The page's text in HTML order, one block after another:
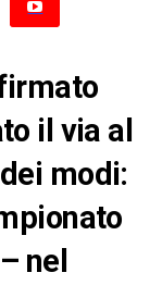
il via al
modi:
nel